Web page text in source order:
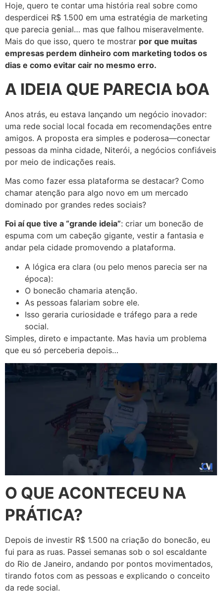
Hoje, quero te contar uma história real sobre como
desperdicei R$ 1.500 em uma estratégia de marketing
que parecia genial… mas que falhou miseravelmente.
Mais do que isso, quero te mostrar por que muitas
empresas perdem dinheiro com marketing todos os
dias e como evitar cair no mesmo erro.
A IDEIA QUE PARECIA bOA
Anos atrás, eu estava lançando um negócio inovador:
uma rede social local focada em recomendações entre
amigos. A proposta era simples e poderosa—conectar
pessoas da minha cidade, Niterói, a negócios confiáveis
por meio de indicações reais.
Mas como fazer essa plataforma se destacar? Como
chamar atenção para algo novo em um mercado
dominado por grandes redes sociais?
Foi aí que tive a “grande ideia”: criar um bonecão de
espuma com um cabeção gigante, vestir a fantasia e
andar pela cidade promovendo a plataforma.
A lógica era clara (ou pelo menos parecia ser na
época):
O bonecão chamaria atenção.
As pessoas falariam sobre ele.
Isso geraria curiosidade e tráfego para a rede
social.
Simples, direto e impactante. Mas havia um problema
que eu só perceberia depois…
O QUE ACONTECEU NA
PRÁTICA?
Depois de investir R$ 1.500 na criação do bonecão, eu
fui para as ruas. Passei semanas sob o sol escaldante
do Rio de Janeiro, andando por pontos movimentados,
tirando fotos com as pessoas e explicando o conceito
da rede social.